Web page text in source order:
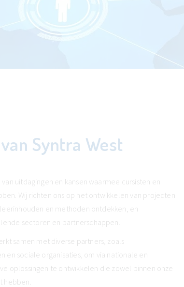
Syntra West
uitdagingen en kansen waarmee cursisten en
Wij richten ons op het ontwikkelen van projecten
en methoden ontdekken, en
sectoren en partnerschappen.
samen met diverse partners, zoals
en sociale organisaties, om via nationale en
oplossingen te ontwikkelen die zowel binnen onze
hebben.